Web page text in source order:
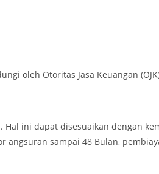
oleh Otoritas Jasa Keuangan
ini dapat disesuaikan dengan
sampai 48 Bulan,